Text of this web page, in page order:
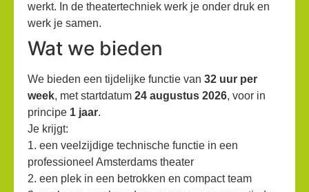
werkt. In de theatertechniek werk je onder druk en
werk je samen.
Wat we bieden
We bieden een tijdelijke functie van 32 uur per
week, met startdatum 24 augustus 2026, voor in
principe 1 jaar.
Je krijgt:
1. een veelzijdige technische functie in een
professioneel Amsterdams theater
2. een plek in een betrokken en compact team